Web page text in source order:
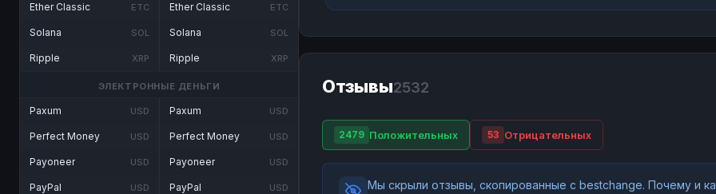
Ether Classic ETC
Solana SOL
Ripple XRP
Ether Classic ETC
Solana SOL
Ripple XRP
ЭЛЕКТРОННЫЕ ДЕНЬГИ
Paxum USD
Perfect Money USD
Payoneer USD
PayPal USD
Paxum USD
Perfect Money USD
Payoneer USD
PayPal USD
Отзывы2532
2479 Положительных 53 Отрицательных
Мы скрыли отзывы, скопированные с bestchange. Почему и